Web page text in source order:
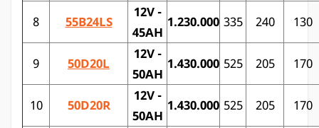
8 55B24LS
12V -
45AH
1.230.000 335 240 130
9 50D20L
12V -
50AH
1.430.000 525 205 170
10 50D20R
12V -
50AH
1.430.000 525 205 170